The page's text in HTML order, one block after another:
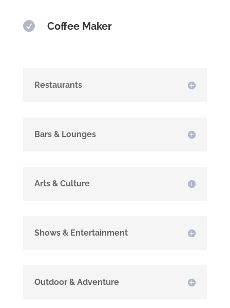
 Coffee Maker
Restaurants
Bars & Lounges
Arts & Culture
Shows & Entertainment
Outdoor & Adventure